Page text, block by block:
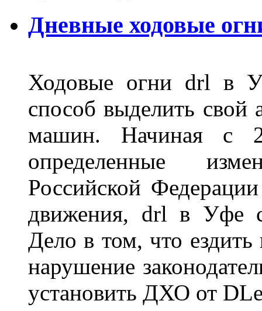
Дневные ходовые
Ходовые огни drl в
способ выделить свой
машин. Начиная с
определенные
Российской
движения, drl в Уфе
Дело в том, что
нарушение
установить ДХО от